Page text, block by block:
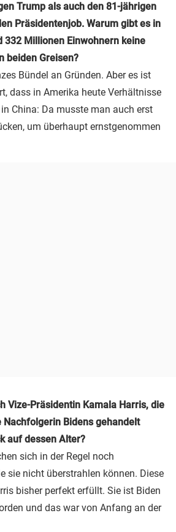
Trump als auch den 81-jährigen
Präsidentenjob. Warum gibt es in
332 Millionen Einwohnern keine
beiden Greisen?
Bündel an Gründen. Aber es ist
dass in Amerika heute Verhältnisse
China: Da musste man auch erst
um überhaupt ernstgenommen
Vize-Präsidentin Kamala Harris, die
Nachfolgerin Bidens gehandelt
auf dessen Alter?
sich in der Regel noch
sie nicht überstrahlen können. Diese
bisher perfekt erfüllt. Sie ist Biden
und das war von Anfang an der